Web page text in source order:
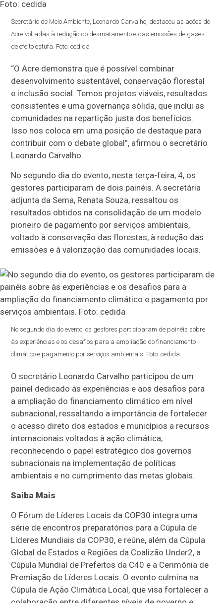
Secretário de Meio Ambiente, Leonardo Carvalho, destacou as ações do
Acre voltadas à redução do desmatamento e das emissões de gases
de efeito estufa. Foto: cedida
“O Acre demonstra que é possível combinar
desenvolvimento sustentável, conservação florestal
e inclusão social. Temos projetos viáveis, resultados
consistentes e uma governança sólida, que inclui as
comunidades na repartição justa dos benefícios.
Isso nos coloca em uma posição de destaque para
contribuir com o debate global”, afirmou o secretário
Leonardo Carvalho.
No segundo dia do evento, nesta terça-feira, 4, os
gestores participaram de dois painéis. A secretária
adjunta da Sema, Renata Souza, ressaltou os
resultados obtidos na consolidação de um modelo
pioneiro de pagamento por serviços ambientais,
voltado à conservação das florestas, à redução das
emissões e à valorização das comunidades locais.
No segundo dia do evento, os gestores participaram de painéis sobre
às experiências e os desafios para a ampliação do financiamento
climático e pagamento por serviços ambientais. Foto: cedida
O secretário Leonardo Carvalho participou de um
painel dedicado às experiências e aos desafios para
a ampliação do financiamento climático em nível
subnacional, ressaltando a importância de fortalecer
o acesso direto dos estados e municípios a recursos
internacionais voltados à ação climática,
reconhecendo o papel estratégico dos governos
subnacionais na implementação de políticas
ambientais e no cumprimento das metas globais.
Saiba Mais
O Fórum de Líderes Locais da COP30 integra uma
série de encontros preparatórios para a Cúpula de
Líderes Mundiais da COP30, e reúne, além da Cúpula
Global de Estados e Regiões da Coalizão Under2, a
Cúpula Mundial de Prefeitos da C40 e a Cerimônia de
Premiação de Líderes Locais. O evento culmina na
Cúpula de Ação Climática Local, que visa fortalecer a